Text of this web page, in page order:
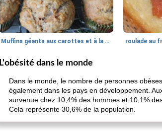
Muffins géants aux carottes et à la banane de Nif roulade au
L'obésité dans le monde
Dans le monde, le nombre de personnes
également dans les pays en développement.
survenue chez 10,4% des hommes et 10,1%
Cela représente 30,6% de la population.